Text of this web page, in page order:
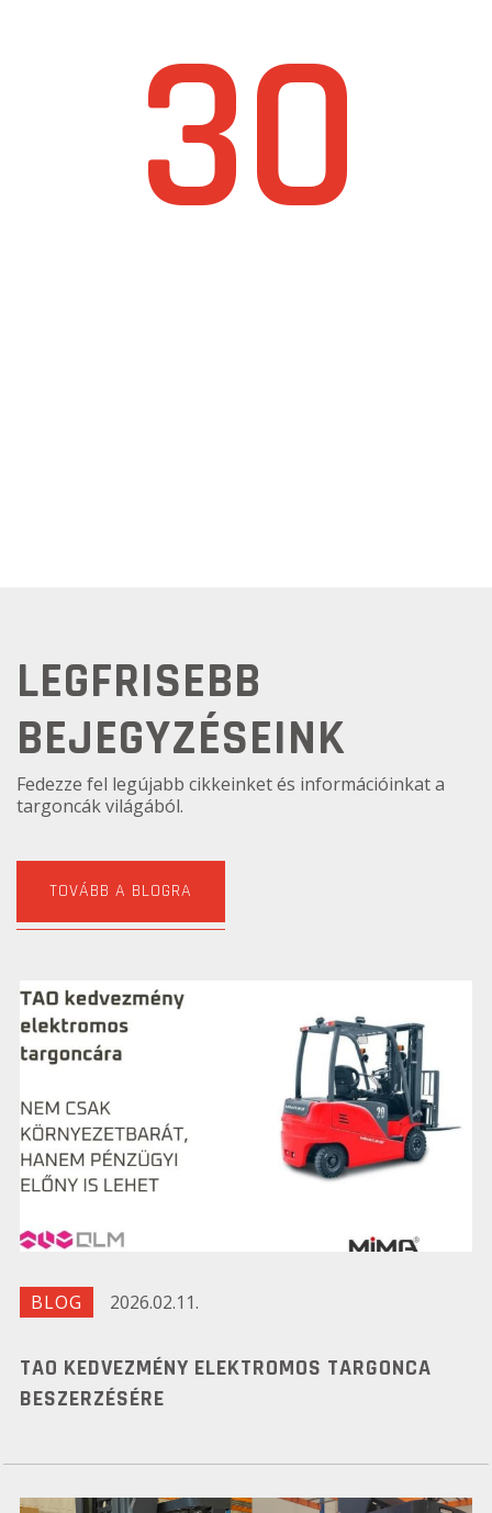
30
LEGFRISEBB
BEJEGYZÉSEINK
Fedezze fel legújabb cikkeinket és információinkat a
targoncák világából.
TOVÁBB A BLOGRA
BLOG 2026.02.11.
TAO KEDVEZMÉNY ELEKTROMOS TARGONCA
BESZERZÉSÉRE